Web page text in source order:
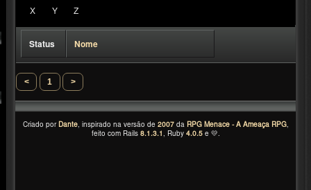
X Y Z
>
Status Nome
< 1 >
Criado por Dante, inspirado na versão de 2007 da RPG Menace - A Ameaça RPG,
feito com Rails 8.1.3.1 , Ruby 4.0.5e 💛.